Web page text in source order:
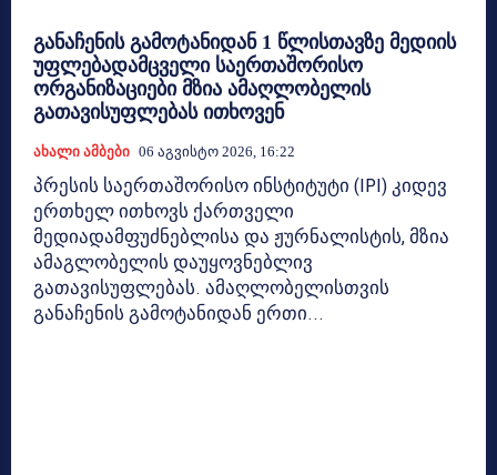
განაჩენის გამოტანიდან 1 წლისთავზე მედიის
უფლებადამცველი საერთაშორისო
ორგანიზაციები მზია ამაღლობელის
გათავისუფლებას ითხოვენ
Ახალი Ამბები 06 Აგვისტო 2026, 16:22
პრესის საერთაშორისო ინსტიტუტი (IPI) კიდევ
ერთხელ ითხოვს ქართველი
მედიადამფუძნებლისა და ჟურნალისტის, მზია
ამაგლობელის დაუყოვნებლივ
გათავისუფლებას. ამაღლობელისთვის
განაჩენის გამოტანიდან ერთი...